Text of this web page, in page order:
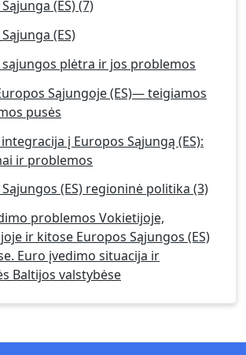
(ES) (7)
(ES)
plėtra ir jos problemos
Sąjungoje (ES)— teigiamos
pusės
į Europos Sąjungą (ES):
ir problemos
(ES) regioninė politika (3)
problemos Vokietijoje,
ir kitose Europos Sąjungos (ES)
Euro įvedimo situacija ir
Baltijos valstybėse